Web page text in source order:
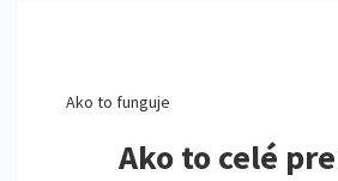
Ako to funguje
Ako to celé